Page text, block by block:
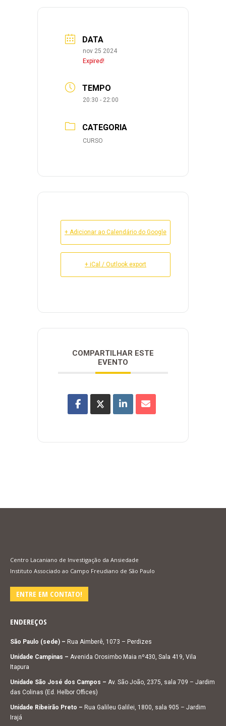
DATA
nov 25 2024
Expired!
TEMPO
20:30 - 22:00
CATEGORIA
CURSO
+ Adicionar ao Calendário do Google
+ iCal / Outlook export
COMPARTILHAR ESTE
EVENTO
Centro Lacaniano de Investigação da Ansiedade
Instituto Associado ao Campo Freudiano de São Paulo
ENTRE EM CONTATO!
ENDEREÇOS
São Paulo (sede) – Rua Aimberê, 1073 – Perdizes
Unidade Campinas – Avenida Orosimbo Maia nº430, Sala 419, Vila
Itapura
Unidade São José dos Campos – Av. São João, 2375, sala 709 – Jardim
das Colinas (Ed. Helbor Offices)
Unidade Ribeirão Preto – Rua Galileu Galilei, 1800, sala 905 – Jardim
Irajá